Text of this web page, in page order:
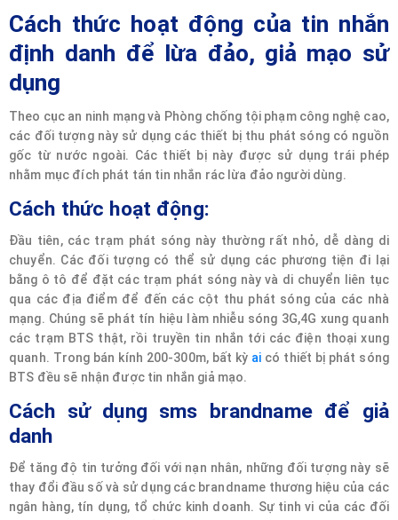
Cách thức hoạt động của tin nhắn
định danh để lừa đảo, giả mạo sử
dụng
Theo cục an ninh mạng và Phòng chống tội phạm công nghệ cao,
các đối tượng này sử dụng các thiết bị thu phát sóng có nguồn
gốc từ nước ngoài. Các thiết bị này được sử dụng trái phép
nhằm mục đích phát tán tin nhắn rác lừa đảo người dùng.
Cách thức hoạt động:
Đầu tiên, các trạm phát sóng này thường rất nhỏ, dễ dàng di
chuyển. Các đối tượng có thể sử dụng các phương tiện đi lại
bằng ô tô để đặt các trạm phát sóng này và di chuyển liên tục
qua các địa điểm để đến các cột thu phát sóng của các nhà
mạng. Chúng sẽ phát tín hiệu làm nhiễu sóng 3G,4G xung quanh
các trạm BTS thật, rồi truyền tin nhắn tới các điện thoại xung
quanh. Trong bán kính 200-300m, bất kỳ ai có thiết bị phát sóng
BTS đều sẽ nhận được tin nhắn giả mạo.
Cách sử dụng sms brandname để giả
danh
Để tăng độ tin tưởng đối với nạn nhân, những đối tượng này sẽ
thay đổi đầu số và sử dụng các brandname thương hiệu của các
ngân hàng, tín dụng, tổ chức kinh doanh. Sự tinh vi của các đối